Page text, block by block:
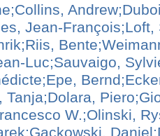
;Collins, Andrew
Jean-François;Loft,
;Riis, Bente
Luc;Sauvaigo,
;Epe, Bernd
Tanja;Dolara, Piero
W.;Olinski,
;Gackowski, Daniel